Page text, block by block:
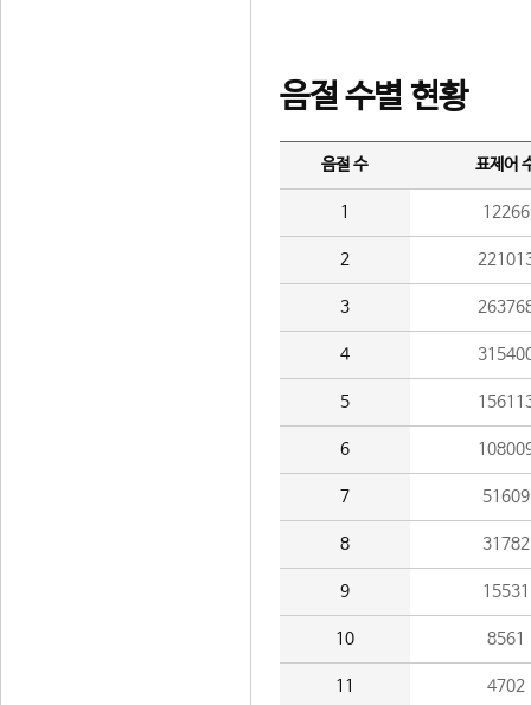
음절 수별 현황
음절 수 표제어
1 12266
2
3
4
5
6
7 51609
8 31782
9 15531
10 8561
11 4702